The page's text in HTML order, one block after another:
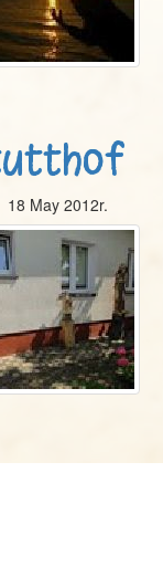
18 May 2012r.